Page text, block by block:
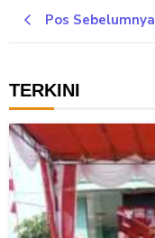
Pos Sebelumnya
TERKINI